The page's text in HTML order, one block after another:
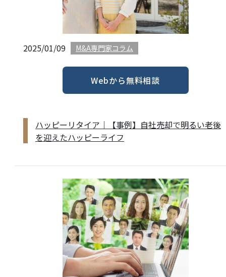
2025/01/09 M&A専門家コラム
Webから無料相談
ハッピーリタイア｜【事例】自社売却で明るい老後
を迎えたハッピーライフ